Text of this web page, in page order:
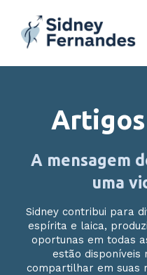
para
conteúdo
A mensagem
uma
Sidney contribui para
espírita e laica,
oportunas em todas
estão disponíveis
compartilhar em suas